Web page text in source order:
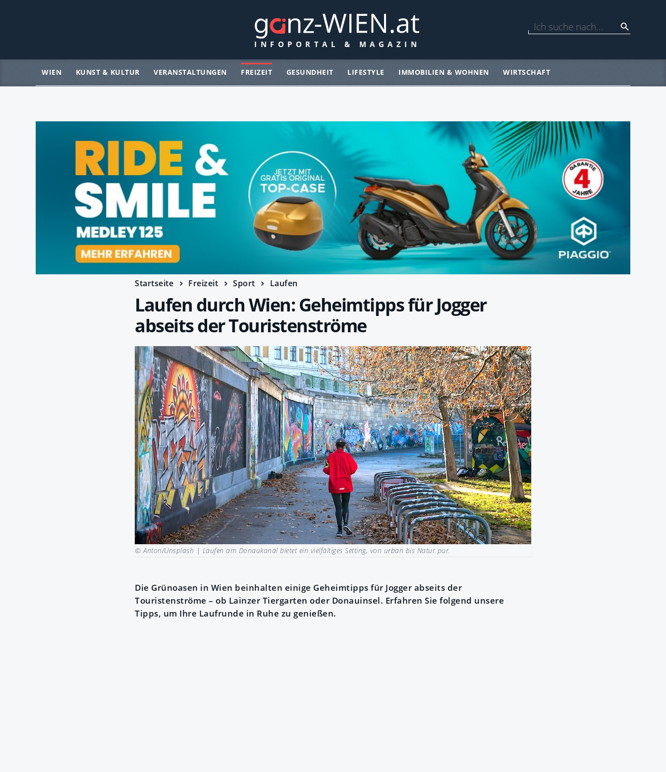
WIEN KUNST & KULTUR VERANSTALTUNGEN FREIZEIT GESUNDHEIT LIFESTYLE IMMOBILIEN & WOHNEN WIRTSCHAFT
Startseite Freizeit Sport Laufen
Laufen durch Wien: Geheimtipps für Jogger
abseits der Touristenströme
© Anton/Unsplash | Laufen am Donaukanal bietet ein vielfältiges Setting, von urban bis Natur pur.
Die Grünoasen in Wien beinhalten einige Geheimtipps für Jogger abseits der
Touristenströme – ob Lainzer Tiergarten oder Donauinsel. Erfahren Sie folgend unsere
Tipps, um Ihre Laufrunde in Ruhe zu genießen.